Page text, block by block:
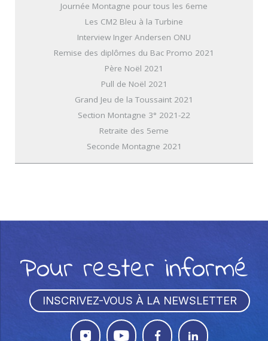
Journée Montagne pour tous les 6eme
Les CM2 Bleu à la Turbine
Interview Inger Andersen ONU
Remise des diplômes du Bac Promo 2021
Père Noël 2021
Pull de Noël 2021
Grand Jeu de la Toussaint 2021
Section Montagne 3° 2021-22
Retraite des 5eme
Seconde Montagne 2021
Pour rester informé
INSCRIVEZ-VOUS À LA NEWSLETTER
   